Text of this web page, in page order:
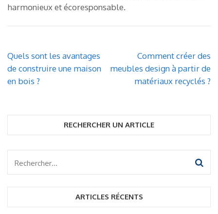
harmonieux et écoresponsable.
Navigation
de
l’article
Quels sont les avantages
de construire une maison
en bois ?
Comment créer des
meubles design à partir de
matériaux recyclés ?
RECHERCHER UN ARTICLE
Rechercher :
ARTICLES RÉCENTS